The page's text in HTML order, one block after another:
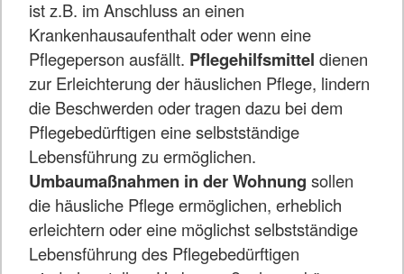
ist z.B. im Anschluss an einen
Krankenhausaufenthalt oder wenn eine
Pflegeperson ausfällt. Pflegehilfsmittel dienen
zur Erleichterung der häuslichen Pflege, lindern
die Beschwerden oder tragen dazu bei dem
Pflegebedürftigen eine selbstständige
Lebensführung zu ermöglichen.
Umbaumaßnahmen in der Wohnung sollen
die häusliche Pflege ermöglichen, erheblich
erleichtern oder eine möglichst selbstständige
Lebensführung des Pflegebedürftigen